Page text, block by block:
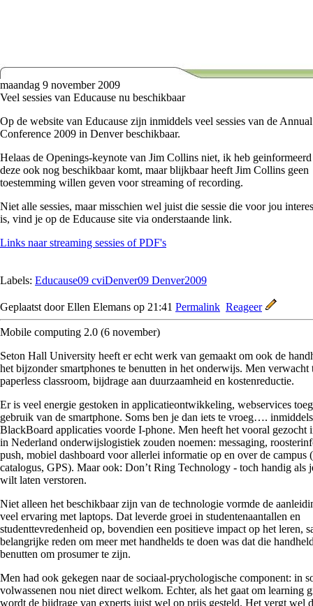
maandag 9 november 2009
Veel sessies van Educause nu beschikbaar
Op de website van Educause zijn inmiddels veel sessies van de Annual
Conference 2009 in Denver beschikbaar.
Helaas de Openings-keynote van Jim Collins niet, ik heb
deze ook nog beschikbaar komt, maar blijkbaar heeft Jim Collins geen
toestemming willen geven voor streaming of recording.
Niet alle sessies, maar misschien wel juist die sessie die voor jou
is, vind je op de Educause site via onderstaande link.
Links naar streaming sessies of PDF's
Labels: Educause09 cviDenver09 Denver2009
Geplaatst door Ellen Elemans op 21:41 Permalink Reageer
Mobile computing 2.0 (6 november)
Seton Hall University heeft er echt werk van gemaakt om ook de
het bijzonder smartphones te benutten in het onderwijs. Men verwacht
paperless classroom, bijdrage aan duurzaamheid en kostenreductie.
Er is veel energie gestoken in applicatieontwikkeling, webservices
gebruik van de smartphone. Soms ben je dan iets te vroeg….
BlackBoard applicaties voorde I-phone. Men heeft het vooral gezocht
in Nederland onderwijslogistiek zouden noemen: messaging,
push, mobiel dashboard voor allerlei informatie op en over de campus
catalogus, GPS). Maar ook: Don’t Ring Technology - toch handig als
wilt laten verstoren.
Niet alleen het beschikbaar zijn van de technologie vormde de
veel ervaring met laptops. Dat leverde groei in studentenaantallen en
studenttevredenheid op, bovendien een positieve impact op het leren,
belangrijke reden om meer met handhelds te doen was dat die
benutten om prosumer te zijn.
Men had ook gekegen naar de sociaal-prychologische component: in
volwassenen nou niet direct welkom. Echter, als het gaat om learning
wordt de bijdrage van experts juist wel op prijs gesteld. Het vergt wel